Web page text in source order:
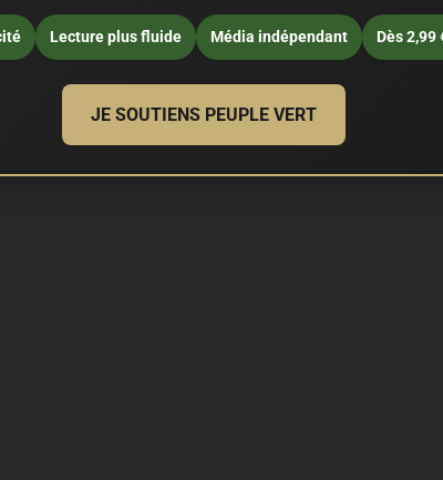
Lecture plus fluide Média indépendant Dès 2,99
JE SOUTIENS PEUPLE VERT